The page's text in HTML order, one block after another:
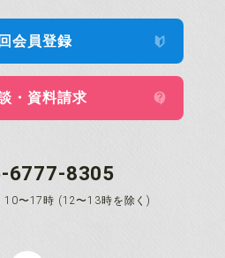
会員登録
・資料請求
6777-8305
10〜17時 (12〜13時を除く)